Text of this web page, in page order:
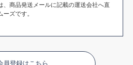
商品発送メールに記載の運送会社へ直
ズです。
員登録はこちら